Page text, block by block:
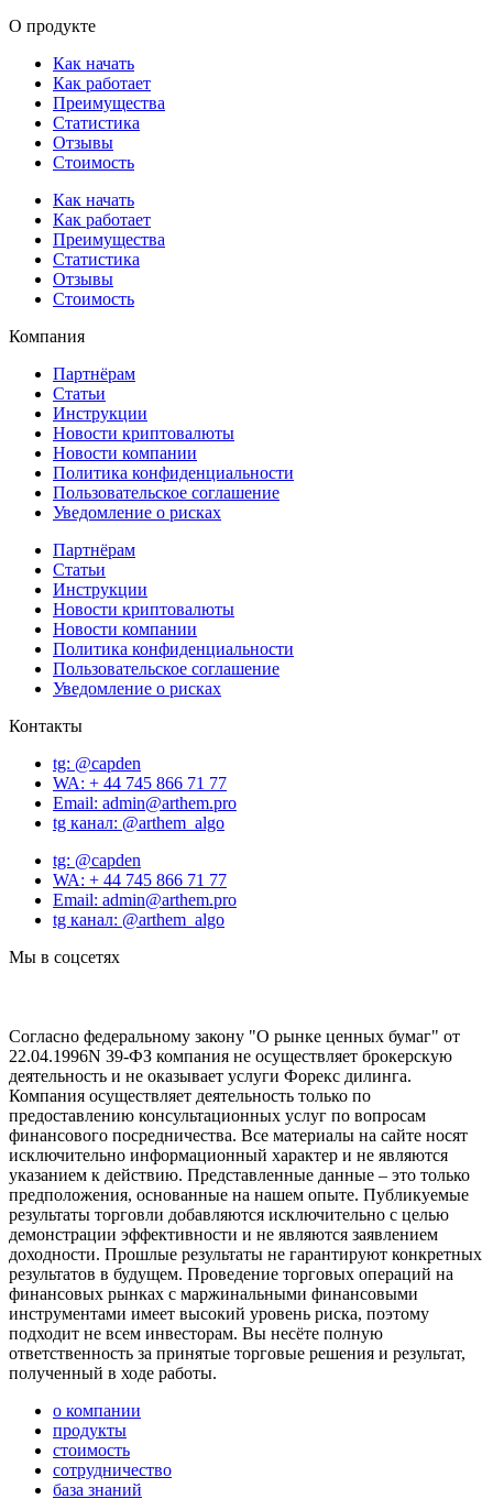
О продукте
Как начать
Как работает
Преимущества
Статистика
Отзывы
Стоимость
Как начать
Как работает
Преимущества
Статистика
Отзывы
Стоимость
Компания
Партнёрам
Статьи
Инструкции
Новости криптовалюты
Новости компании
Политика конфиденциальности
Пользовательское соглашение
Уведомление о рисках
Партнёрам
Статьи
Инструкции
Новости криптовалюты
Новости компании
Политика конфиденциальности
Пользовательское соглашение
Уведомление о рисках
Контакты
tg: @capden
WA: + 44 745 866 71 77
Email: admin@arthem.pro
tg канал: @arthem_algo
tg: @capden
WA: + 44 745 866 71 77
Email: admin@arthem.pro
tg канал: @arthem_algo
Мы в соцсетях
Согласно федеральному закону "О рынке ценных бумаг" от
22.04.1996N 39-ФЗ компания не осуществляет брокерскую
деятельность и не оказывает услуги Форекс дилинга.
Компания осуществляет деятельность только по
предоставлению консультационных услуг по вопросам
финансового посредничества. Все материалы на сайте носят
исключительно информационный характер и не являются
указанием к действию. Представленные данные – это только
предположения, основанные на нашем опыте. Публикуемые
результаты торговли добавляются исключительно с целью
демонстрации эффективности и не являются заявлением
доходности. Прошлые результаты не гарантируют конкретных
результатов в будущем. Проведение торговых операций на
финансовых рынках с маржинальными финансовыми
инструментами имеет высокий уровень риска, поэтому
подходит не всем инвесторам. Вы несёте полную
ответственность за принятые торговые решения и результат,
полученный в ходе работы.
о компании
продукты
стоимость
сотрудничество
база знаний